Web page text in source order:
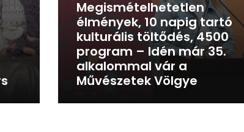
Megismételhetetlen
élmények, 10 napig tartó
kulturális töltődés, 4500
program – Idén már 35.
alkalommal vár a
Művészetek Völgye